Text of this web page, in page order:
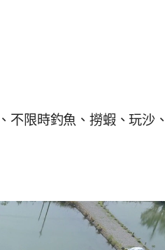
不限時釣魚、撈蝦、玩沙、